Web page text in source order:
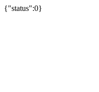
{"status":0}